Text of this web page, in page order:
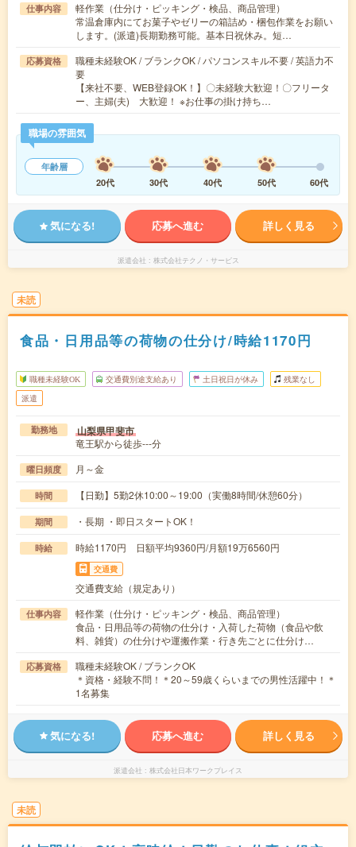
仕事内容
軽作業（仕分け・ピッキング・検品、商品管理）
常温倉庫内にてお菓子やゼリーの箱詰め・梱包作業をお願い
します。(派遣)長期勤務可能。基本日祝休み。短…
応募資格
職種未経験OK / ブランクOK / パソコンスキル不要 / 英語力不
要
【来社不要、WEB登録OK！】〇未経験大歓迎！〇フリータ
ー、主婦(夫) 大歓迎！ ※お仕事の掛け持ち…
職場の雰囲気
年齢層
20代
30代 40代 50代 60代
気になる! 応募へ進む 詳しく見る
派遣会社 株式会社テクノ・サービス
未読
食品・日用品等の荷物の仕分け/時給1170円
職種未経験OK 交通費別途支給あり 土日祝日が休み 残業なし
派遣
勤務地 山梨県甲斐市
竜王駅から徒歩---分
曜日頻度 月～金
時間 【日勤】5勤2休10:00～19:00（実働8時間/休憩60分）
期間 ・長期 ・即日スタートOK！
時給 時給1170円 日額平均9360円/月額19万6560円
交通費
交通費支給（規定あり）
仕事内容
軽作業（仕分け・ピッキング・検品、商品管理）
食品・日用品等の荷物の仕分け・入荷した荷物（食品や飲
料、雑貨）の仕分けや運搬作業・行き先ごとに仕分け…
応募資格
職種未経験OK / ブランクOK
＊資格・経験不問！＊20～59歳くらいまでの男性活躍中！＊
1名募集
気になる! 応募へ進む 詳しく見る
派遣会社 株式会社日本ワークプレイス
未読